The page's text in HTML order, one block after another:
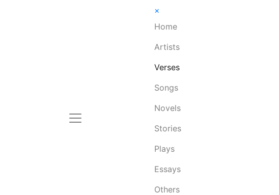
×
Home
Artists
Verses
Songs
Novels
Stories
Plays
Essays
Others